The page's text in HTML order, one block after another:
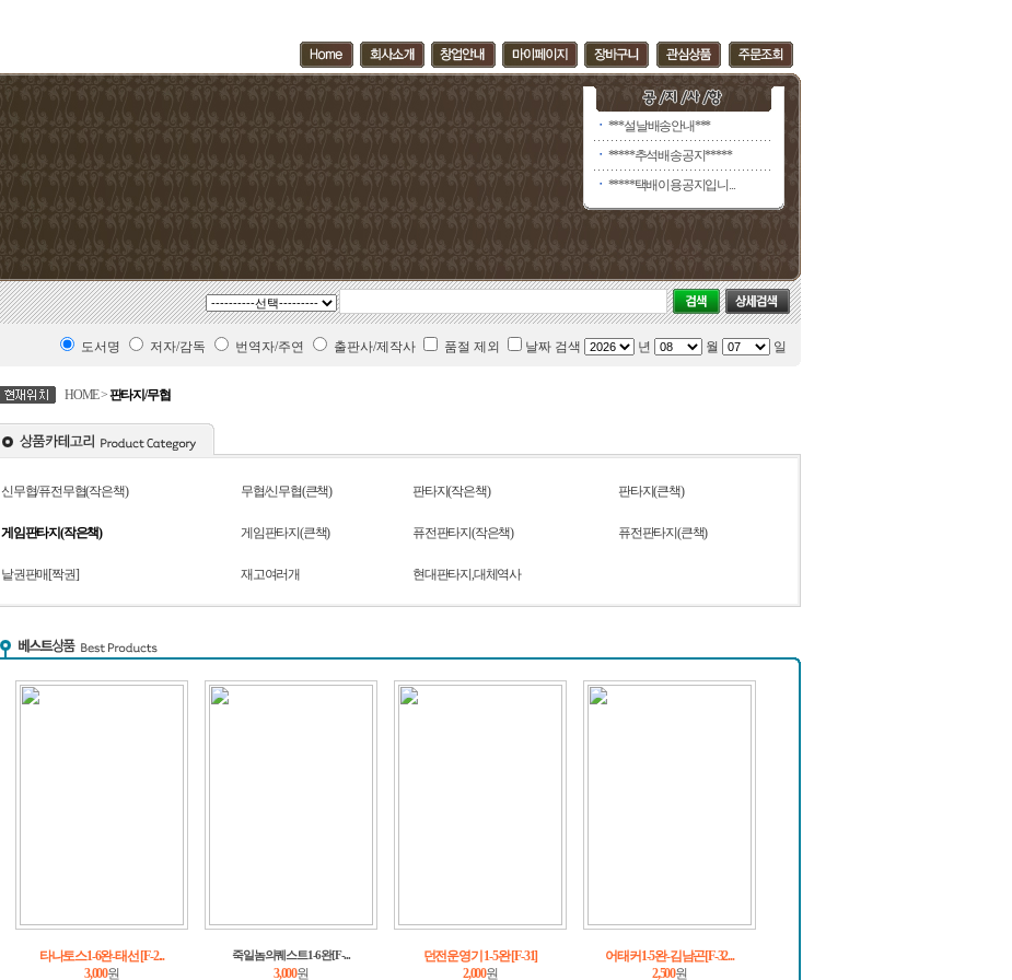
ㆍ ***설날배송안내***
ㆍ *****추석배송공지*****
ㆍ *****택배이용공지입니...
도서명 저자/감독 번역자/주연 출판사/제작사 품절 제외 날짜 검색 년 월 일
HOME >판타지/무협
신무협/퓨전무협(작은책) 무협/신무협(큰책) 판타지(작은책) 판타지(큰책)
게임판타지(작은책) 게임판타지(큰책) 퓨전판타지(작은책) 퓨전판타지(큰책)
낱권판매[짝권] 재고여러개 현대판타지,대체역사
타나토스1-6완-태선 [F-2...
3,000원
죽일놈의퀘스트1-6완[F-...
3,000원
던전운영기 1-5완 [F-31]
2,000원
어태커1-5완-김남곤[F-32...
2,500원